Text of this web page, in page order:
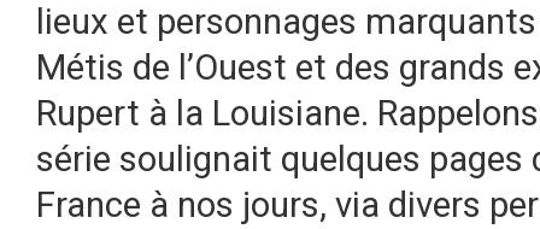
lieux et personnages
Métis de l’Ouest et des grands
Rupert à la Louisiane.
série soulignait quelques pages
France à nos jours, via divers